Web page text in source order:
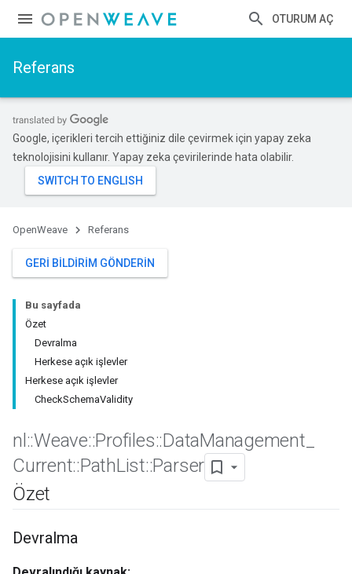
OTURUM AÇ
Referans
Google, içerikleri tercih ettiğiniz dile çevirmek için yapay zeka
teknolojisini kullanır. Yapay zeka çevirilerinde hata olabilir.
OpenWeave Referans
GERI BILDIRIM GÖNDERIN
Bu sayfada
Özet
Devralma
Herkese açık işlevler
Herkese açık işlevler
CheckSchemaValidity
nl ::Weave::Profiles::DataManagement
Current::PathList::Parser
Özet
Devralma